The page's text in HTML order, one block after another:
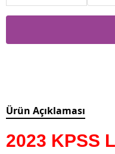
Ürün Açıklaması
2023 KPSS